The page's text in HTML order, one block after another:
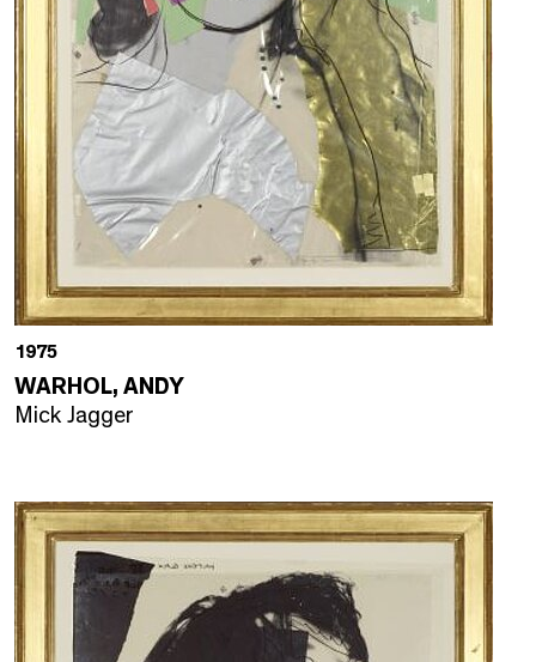
1975
WARHOL, ANDY
Mick Jagger